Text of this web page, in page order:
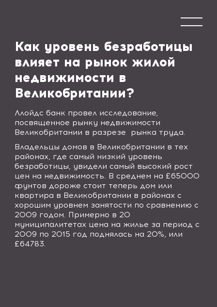
Как уровень безработицы
влияет на рынок жилой
недвижимости в
Великобритании?
Ллойдс банк провел исследование,
посвященное рынку недвижимости
Великобритании в разрезе
рынка труда.
Владельцы домов в Великобритании в тех
районах, где самый низкий уровень
безработицы, увидели самый высокий рост
цен на недвижимость. В среднем на £65000
фунтов дороже стоит теперь дом или
квартира в Великобритании в районах с
хорошим уровнем занятости по сравнению с
2009 годом. Примерно в 20
муниципалитетах цена на жилье за период с
2009 по 2015 год поднялась на 20%, или
£64783.